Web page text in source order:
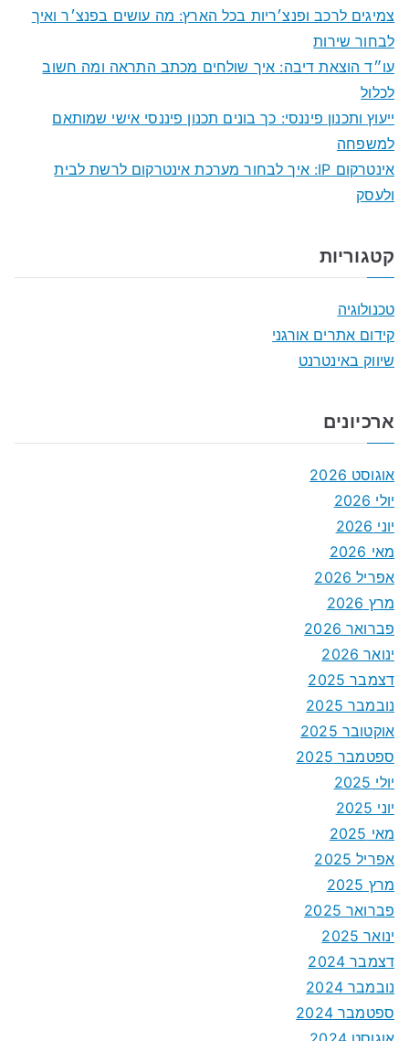
צמיגים לרכב ופנצ׳ריות בכל הארץ: מה עושים בפנצ׳ר ואיך
לבחור שירות
עו״ד הוצאת דיבה: איך שולחים מכתב התראה ומה חשוב
לכלול
ייעוץ ותכנון פיננסי: כך בונים תכנון פיננסי אישי שמותאם
למשפחה
אינטרקום IP: איך לבחור מערכת אינטרקום לרשת לבית
ולעסק
קטגוריות
טכנולוגיה
קידום אתרים אורגני
שיווק באינטרנט
ארכיונים
אוגוסט 2026
יולי 2026
יוני 2026
מאי 2026
אפריל 2026
מרץ 2026
פברואר 2026
ינואר 2026
דצמבר 2025
נובמבר 2025
אוקטובר 2025
ספטמבר 2025
יולי 2025
יוני 2025
מאי 2025
אפריל 2025
מרץ 2025
פברואר 2025
ינואר 2025
דצמבר 2024
נובמבר 2024
ספטמבר 2024